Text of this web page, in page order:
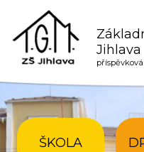
Jihlava
ŠKOLA